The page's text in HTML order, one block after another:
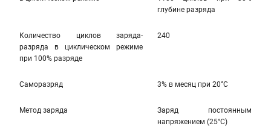
глубине разряда
Количество циклов заряда-
разряда в циклическом режиме
при 100% разряде
240
Саморазряд 3% в месяц при 20°С
Метод заряда
Заряд постоянным
напряжением (25°С)